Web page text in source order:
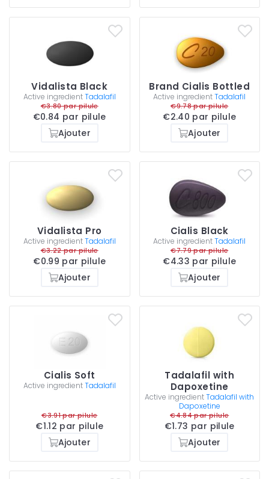
Vidalista Black
Active ingredientTadalafil
€3.80 par pilule
€0.84 par pilule
Ajouter
Brand Cialis Bottled
Active ingredientTadalafil
€9.78 par pilule
€2.40 par pilule
Ajouter
Vidalista Pro
Active ingredientTadalafil
€3.22 par pilule
€0.99 par pilule
Ajouter
Cialis Black
Active ingredientTadalafil
€7.79 par pilule
€4.33 par pilule
Ajouter
Cialis Soft
Active ingredientTadalafil
€3.91 par pilule
€1.12 par pilule
Ajouter
Tadalafil with
Dapoxetine
Active ingredientTadalafil with
Dapoxetine
€4.84 par pilule
€1.73 par pilule
Ajouter